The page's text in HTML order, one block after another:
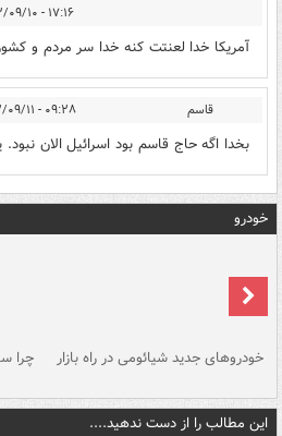
۱۷:۱۶ - ۱۴۰۲/۰۹/۱۰
آمریکا خدا لعنتت کنه خدا سر مردم و
قاسم ۰۹:۲۸ - ۱۴۰۲/۰۹/۱۱
بخدا اگه حاج قاسم بود اسرائیل الان
خودرو
خودروهای جدید شیائومی در راه بازار چرا
این مطالب را از دست ندهید....